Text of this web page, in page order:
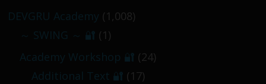
【 メンバー限定 】2026-03-05～06
DEVGRU Academy (1,008)
～ SWING ～ 🔐 (1)
Academy Workshop 🔐 (24)
Additional Text 🔐 (17)